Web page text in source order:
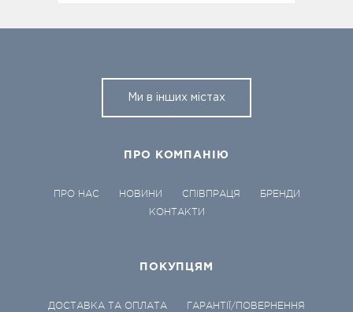
Ми в інших містах
ПРО КОМПАНІЮ
ПРО НАС НОВИНИ СПІВПРАЦЯ
БРЕНДИ
КОНТАКТИ
ПОКУПЦЯМ
ДОСТАВКА ТА ОПЛАТА
ГАРАНТІЇ/ПОВЕРНЕННЯ